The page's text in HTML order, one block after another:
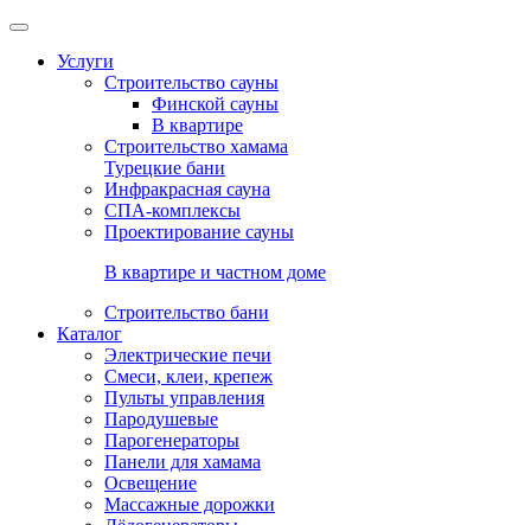
Услуги
Строительство сауны
Финской сауны
В квартире
Строительство хамама
Турецкие бани
Инфракрасная сауна
СПА-комплексы
Проектирование сауны
В квартире и частном доме
Строительство бани
Каталог
Электрические печи
Смеси, клеи, крепеж
Пульты управления
Пародушевые
Парогенераторы
Панели для хамама
Освещение
Массажные дорожки